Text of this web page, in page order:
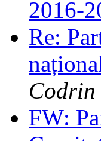
2016-
Re:
FW: